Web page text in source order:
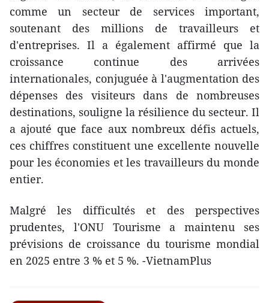
comme un secteur de services important,
soutenant des millions de travailleurs et
d'entreprises. Il a également affirmé que la
croissance continue des arrivées
internationales, conjuguée à l'augmentation des
dépenses des visiteurs dans de nombreuses
destinations, souligne la résilience du secteur. Il
a ajouté que face aux nombreux défis actuels,
ces chiffres constituent une excellente nouvelle
pour les économies et les travailleurs du monde
entier.
Malgré les difficultés et des perspectives
prudentes, l'ONU Tourisme a maintenu ses
prévisions de croissance du tourisme mondial
en 2025 entre 3 % et 5 %. -VietnamPlus